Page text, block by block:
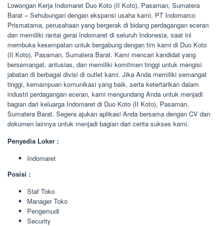
Lowongan Kerja Indomaret Duo Koto (II Koto), Pasaman, Sumatera
Barat – Sehubungan dengan ekspansi usaha kami, PT Indomarco
Prismatama, perusahaan yang bergerak di bidang perdagangan eceran
dan memiliki rantai gerai Indomaret di seluruh Indonesia, saat ini
membuka kesempatan untuk bergabung dengan tim kami di Duo Koto
(II Koto), Pasaman, Sumatera Barat. Kami mencari kandidat yang
bersemangat, antusias, dan memiliki komitmen tinggi untuk mengisi
jabatan di berbagai divisi di outlet kami. Jika Anda memiliki semangat
tinggi, kemampuan komunikasi yang baik, serta ketertarikan dalam
industri perdagangan eceran, kami mengundang Anda untuk menjadi
bagian dari keluarga Indomaret di Duo Koto (II Koto), Pasaman,
Sumatera Barat. Segera ajukan aplikasi Anda bersama dengan CV dan
dokumen lainnya untuk menjadi bagian dari cerita sukses kami.
Penyedia Loker :
Indomaret
Posisi :
Staf Toko
Manager Toko
Pengemudi
Security